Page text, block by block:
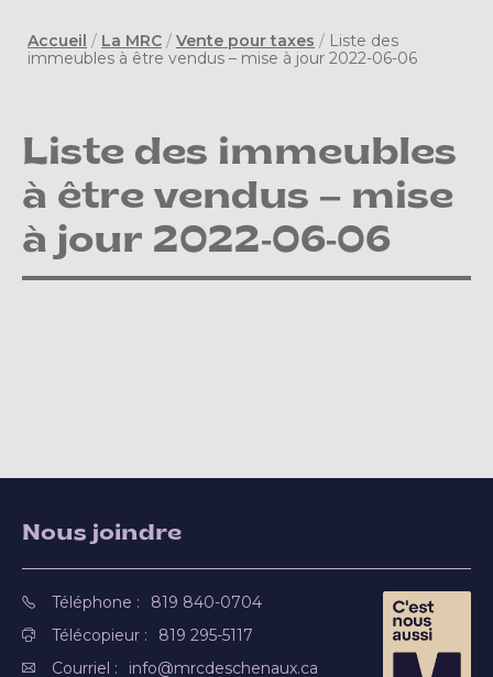
Accueil / La MRC / Vente pour taxes / Liste des
immeubles à être vendus – mise à jour 2022-06-06
Liste des immeubles
à être vendus – mise
à jour 2022-06-06
Nous joindre
Téléphone :
819 840-0704
Télécopieur :
819 295-5117
Courriel :
info@mrcdeschenaux.ca